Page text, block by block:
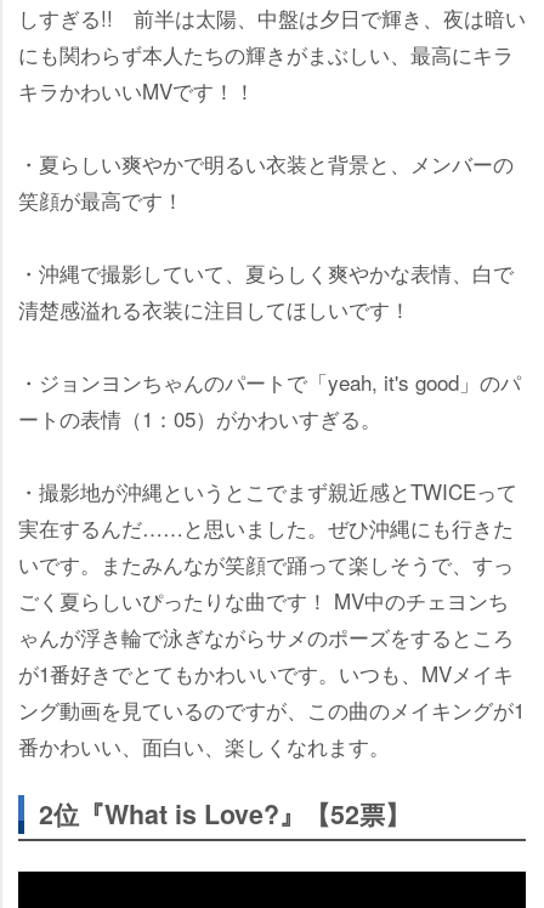
しすぎる!! 前半は太陽、中盤は夕日で輝き、夜は暗い
にも関わらず本人たちの輝きがまぶしい、最高にキラ
キラかわいいMVです！！
・夏らしい爽やかで明るい衣装と背景と、メンバーの
笑顔が最高です！
・沖縄で撮影していて、夏らしく爽やかな表情、白で
清楚感溢れる衣装に注目してほしいです！
・ジョンヨンちゃんのパートで「yeah, it's good」のパ
ートの表情（1：05）がかわいすぎる。
・撮影地が沖縄というとこでまず親近感とTWICEって
実在するんだ……と思いました。ぜひ沖縄にも行きた
いです。またみんなが笑顔で踊って楽しそうで、すっ
ごく夏らしいぴったりな曲です！ MV中のチェヨンち
ゃんが浮き輪で泳ぎながらサメのポーズをするところ
が1番好きでとてもかわいいです。いつも、MVメイキ
ング動画を見ているのですが、この曲のメイキングが1
番かわいい、面白い、楽しくなれます。
2位『What is Love?』【52票】